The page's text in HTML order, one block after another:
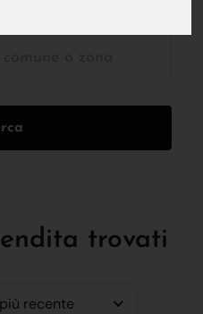
trovati
recente